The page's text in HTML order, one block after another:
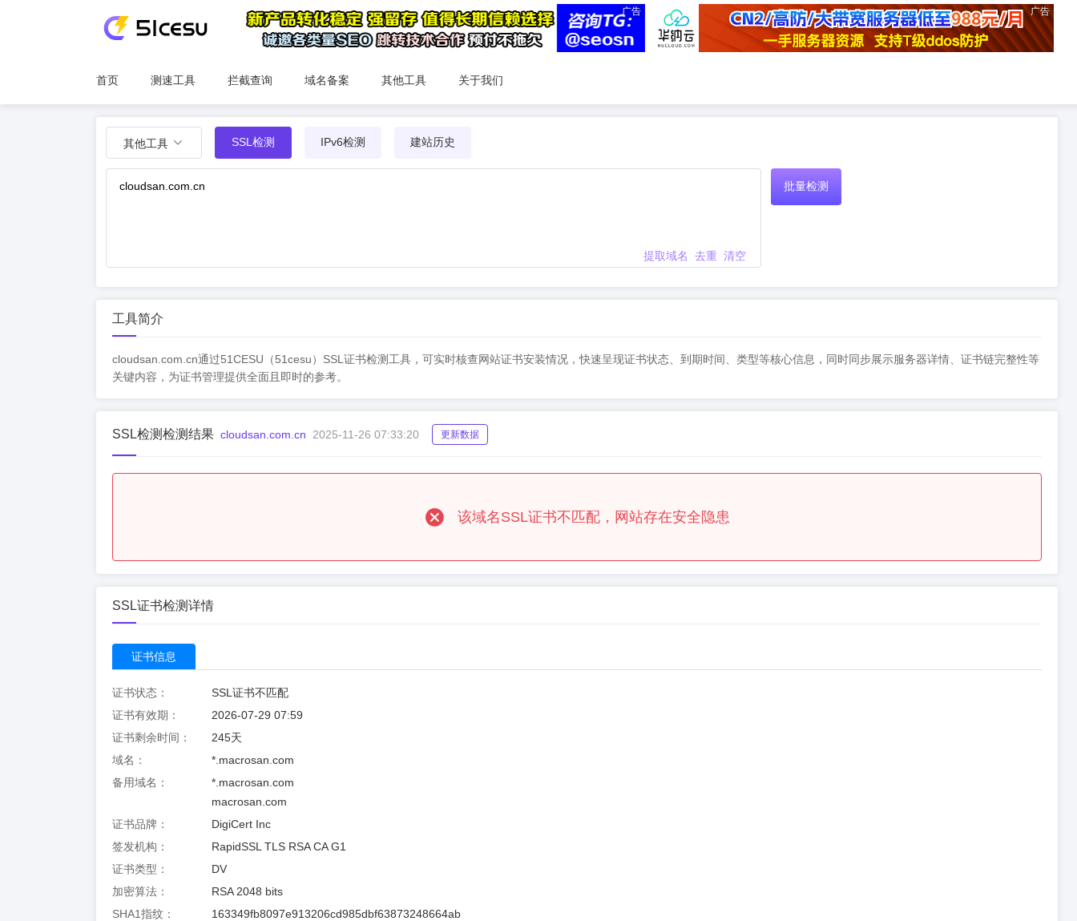
广告 广告
首页 测速工具 拦截查询 域名备案 其他工具 关于我们
其他工具 SSL检测 IPv6检测 建站历史
提取域名 去重 清空
批量检测
工具简介
cloudsan.com.cn通过51CESU（51cesu）SSL证书检测工具，可实时核查网站证书安装情况，快速呈现证书状态、到期时间、类型等核心信息，同时同步展示服务器详情、证书链完整性等
关键内容，为证书管理提供全面且即时的参考。
SSL检测检测结果 cloudsan.com.cn 2025-11-26 07:33:20 更新数据
该域名SSL证书不匹配，网站存在安全隐患
SSL证书检测详情
证书信息
证书状态：
SSL证书不匹配
证书有效期：
2026-07-29 07:59
证书剩余时间：
245天
域名：
*.macrosan.com
备用域名：
*.macrosan.com
macrosan.com
证书品牌：
DigiCert Inc
签发机构：
RapidSSL TLS RSA CA G1
证书类型：
DV
加密算法：
RSA 2048 bits
SHA1指纹：
163349fb8097e913206cd985dbf63873248664ab